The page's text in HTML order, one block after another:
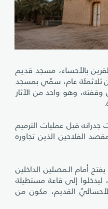
بالأحساء، مسجد قديم
من ثلاثمئة عام، سمّي بمسجد
وقفته، وهو واحد من الآثار
قبل عمليات الترميم
الفلاحين الذين تجاوره
أمام الـمصلين الداخلين
ليدخلوا إلى قاعة مستطيلة
القديم، مكون من